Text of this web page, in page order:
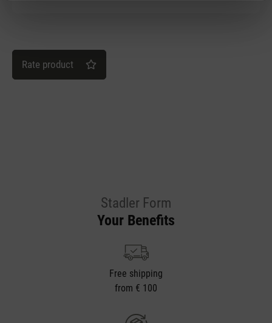
Rate product
Stadler Form
Your Benefits
Free shipping
from € 100